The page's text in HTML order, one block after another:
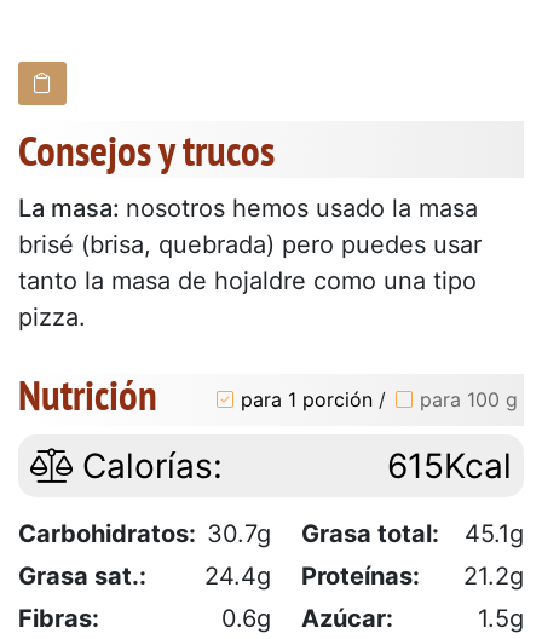
Consejos y trucos
La masa: nosotros hemos usado la masa
brisé (brisa, quebrada) pero puedes usar
tanto la masa de hojaldre como una tipo
pizza.
Nutrición para 1 porción / para 100 g
Calorías: 615Kcal
Carbohidratos: 30.7g Grasa total:
45.1g
Grasa sat.:
24.4g Proteínas:
21.2g
Fibras:
0.6g Azúcar:
1.5g